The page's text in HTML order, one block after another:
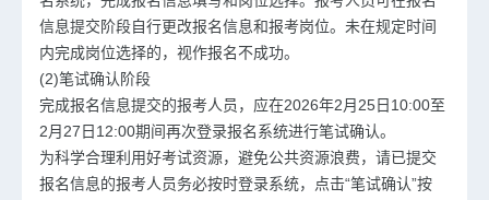
信息提交阶段自行更改报名信息和报考岗位。未在规定时间
内完成岗位选择的，视作报名不成功。
(2)笔试确认阶段
完成报名信息提交的报考人员，应在2026年2月25日10:00至
2月27日12:00期间再次登录报名系统进行笔试确认。
为科学合理利用好考试资源，避免公共资源浪费，请已提交
报名信息的报考人员务必按时登录系统，点击“笔试确认”按